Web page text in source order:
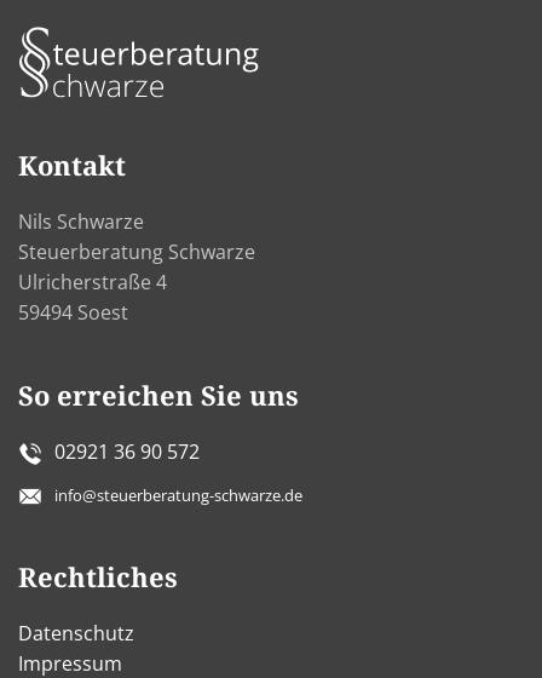
Kontakt
Nils Schwarze
Steuerberatung Schwarze
Ulricherstraße 4
59494 Soest
So erreichen Sie uns
02921 36 90 572
info@steuerberatung-schwarze.de
Rechtliches
Datenschutz
Impressum